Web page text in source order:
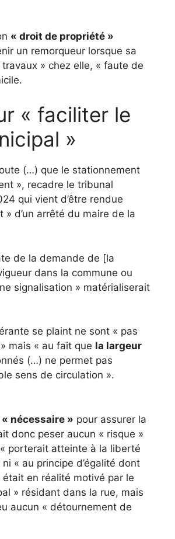
« droit de propriété »
un remorqueur lorsque sa
» chez elle, « faute de
« faciliter le
»
(…) que le stationnement
», recadre le tribunal
qui vient d’être rendue
d’un arrêté du maire de la
de la demande de [la
dans la commune ou
signalisation » matérialiserait
se plaint ne sont « pas
mais « au fait que la largeur
(…) ne permet pas
sens de circulation ».
« nécessaire » pour assurer la
donc peser aucun « risque »
porterait atteinte à la liberté
« au principe d’égalité dont
en réalité motivé par le
» résidant dans la rue, mais
aucun « détournement de